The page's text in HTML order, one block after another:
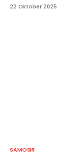
22 Oktober 2025
SAMOSIR